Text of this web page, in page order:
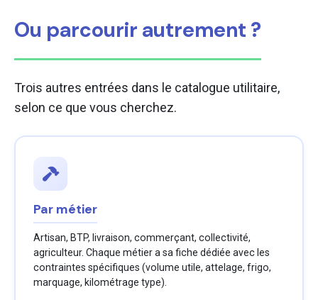
Ou parcourir autrement ?
Trois autres entrées dans le catalogue utilitaire,
selon ce que vous cherchez.
Par métier
Artisan, BTP, livraison, commerçant, collectivité,
agriculteur. Chaque métier a sa fiche dédiée avec les
contraintes spécifiques (volume utile, attelage, frigo,
marquage, kilométrage type).